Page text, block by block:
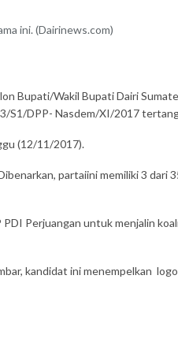
ini. (Dairinews.com)
Bupati/Wakil Bupati Dairi
S1/DPP- Nasdem/XI/2017
(12/11/2017).
partaiini memiliki 3 dari
Perjuangan untuk menjalin
kandidat ini menempelkan